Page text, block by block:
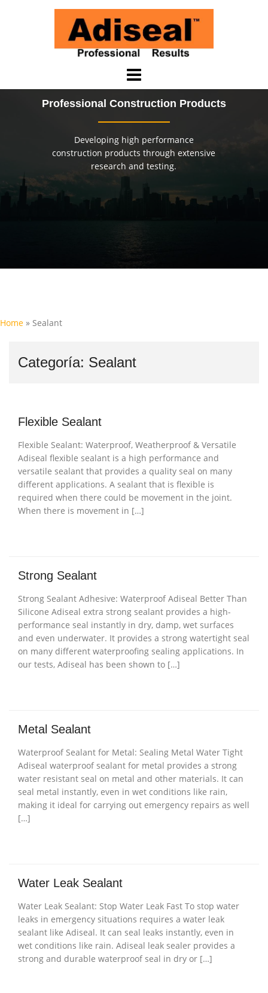
Professional Construction Products
Developing high performance
construction products through extensive
research and testing.
Home » Sealant
Categoría: Sealant
Flexible Sealant
Flexible Sealant: Waterproof, Weatherproof & Versatile
Adiseal flexible sealant is a high performance and
versatile sealant that provides a quality seal on many
different applications. A sealant that is flexible is
required when there could be movement in the joint.
When there is movement in […]
Strong Sealant
Strong Sealant Adhesive: Waterproof Adiseal Better Than
Silicone Adiseal extra strong sealant provides a high-
performance seal instantly in dry, damp, wet surfaces
and even underwater. It provides a strong watertight seal
on many different waterproofing sealing applications. In
our tests, Adiseal has been shown to […]
Metal Sealant
Waterproof Sealant for Metal: Sealing Metal Water Tight
Adiseal waterproof sealant for metal provides a strong
water resistant seal on metal and other materials. It can
seal metal instantly, even in wet conditions like rain,
making it ideal for carrying out emergency repairs as well
[…]
Water Leak Sealant
Water Leak Sealant: Stop Water Leak Fast To stop water
leaks in emergency situations requires a water leak
sealant like Adiseal. It can seal leaks instantly, even in
wet conditions like rain. Adiseal leak sealer provides a
strong and durable waterproof seal in dry or […]